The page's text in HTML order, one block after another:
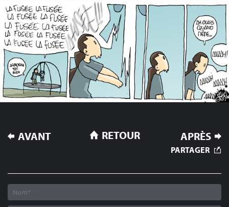
NAVIGATION
DE
AVANT APRÈS
RETOUR
PARTAGER